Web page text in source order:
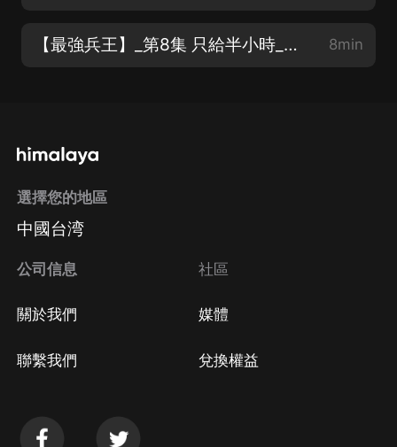
【最強兵王】_第8集 只給半小時_（求賞月票、求訂閱、求關注） 8min
選擇您的地區
中國台湾
公司信息
關於我們
聯繫我們
社區
媒體
兌換權益